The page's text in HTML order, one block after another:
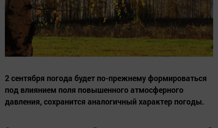
2 сентября погода будет по-прежнему формироваться
под влиянием поля повышенного атмосферного
давления, сохранится аналогичный характер погоды.